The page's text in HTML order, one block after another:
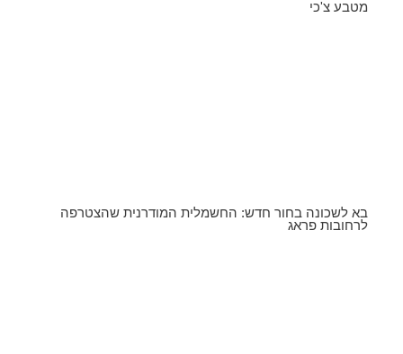
מטבע צ'כי
בא לשכונה בחור חדש: החשמלית המודרנית שהצטרפה
לרחובות פראג